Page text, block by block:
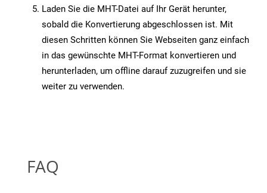
Laden Sie die MHT-Datei auf Ihr Gerät herunter,
sobald die Konvertierung abgeschlossen ist. Mit
diesen Schritten können Sie Webseiten ganz einfach
in das gewünschte MHT-Format konvertieren und
herunterladen, um offline darauf zuzugreifen und sie
weiter zu verwenden.
FAQ